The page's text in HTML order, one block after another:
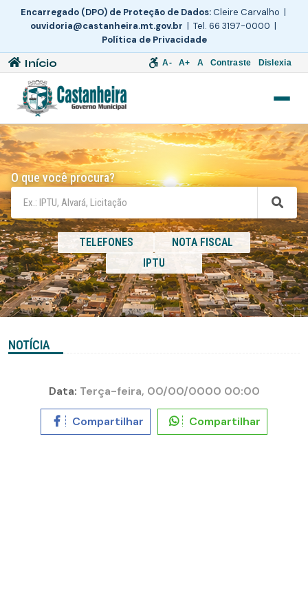
Encarregado (DPO) de Proteção de Dados:Cleire Carvalho |
ouvidoria@castanheira.mt.gov.br | Tel. 66 3197-0000 |
Política de Privacidade
Início A- A+ A Contraste Dislexia
O que você procura?
TELEFONES
NOTA FISCAL
IPTU
NOTÍCIA
Data: Terça-feira, 00/00/0000 00:00
Compartilhar Compartilhar